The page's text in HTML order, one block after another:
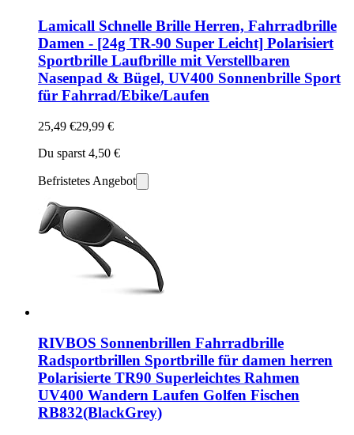
Lamicall Schnelle Brille Herren, Fahrradbrille
Damen - [24g TR-90 Super Leicht] Polarisiert
Sportbrille Laufbrille mit Verstellbaren
Nasenpad & Bügel, UV400 Sonnenbrille Sport
für Fahrrad/Ebike/Laufen
25,49 €29,99 €
Du sparst 4,50 €
Befristetes Angebot
RIVBOS Sonnenbrillen Fahrradbrille
Radsportbrillen Sportbrille für damen herren
Polarisierte TR90 Superleichtes Rahmen
UV400 Wandern Laufen Golfen Fischen
RB832(BlackGrey)